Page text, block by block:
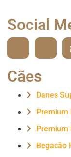
Social
Cães
Danes
Premium
Premium
Begacão